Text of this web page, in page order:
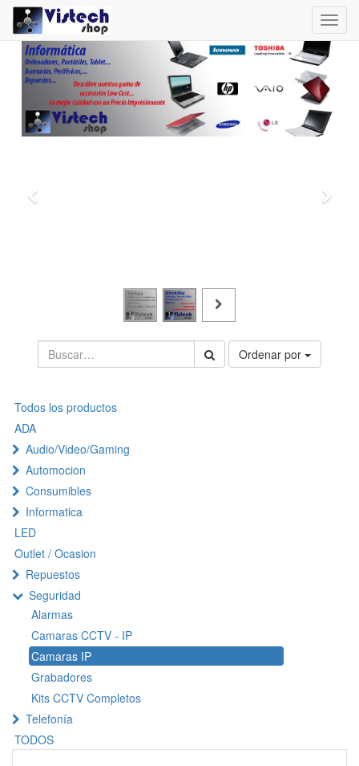
Ordenar por
Todos los productos
ADA
Audio/Video/Gaming
Automocion
Consumibles
Informatica
LED
Outlet / Ocasion
Repuestos
Seguridad
Alarmas
Camaras CCTV - IP
Camaras IP
Grabadores
Kits CCTV Completos
Telefonía
TODOS